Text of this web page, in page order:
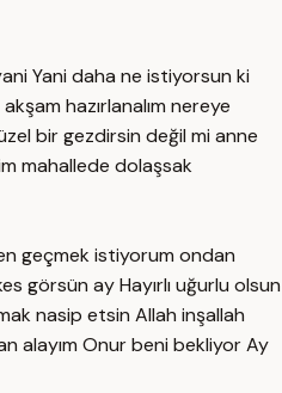
Yani daha ne istiyorsun ki
hazırlanalım nereye
bir gezdirsin değil mi anne
mahallede dolaşsak
geçmek istiyorum ondan
görsün ay Hayırlı uğurlu olsun
nasip etsin Allah inşallah
alayım Onur beni bekliyor Ay